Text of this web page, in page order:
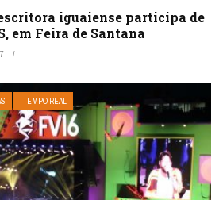
iguaiense participa de
em Feira de Santana
TEMPO REAL